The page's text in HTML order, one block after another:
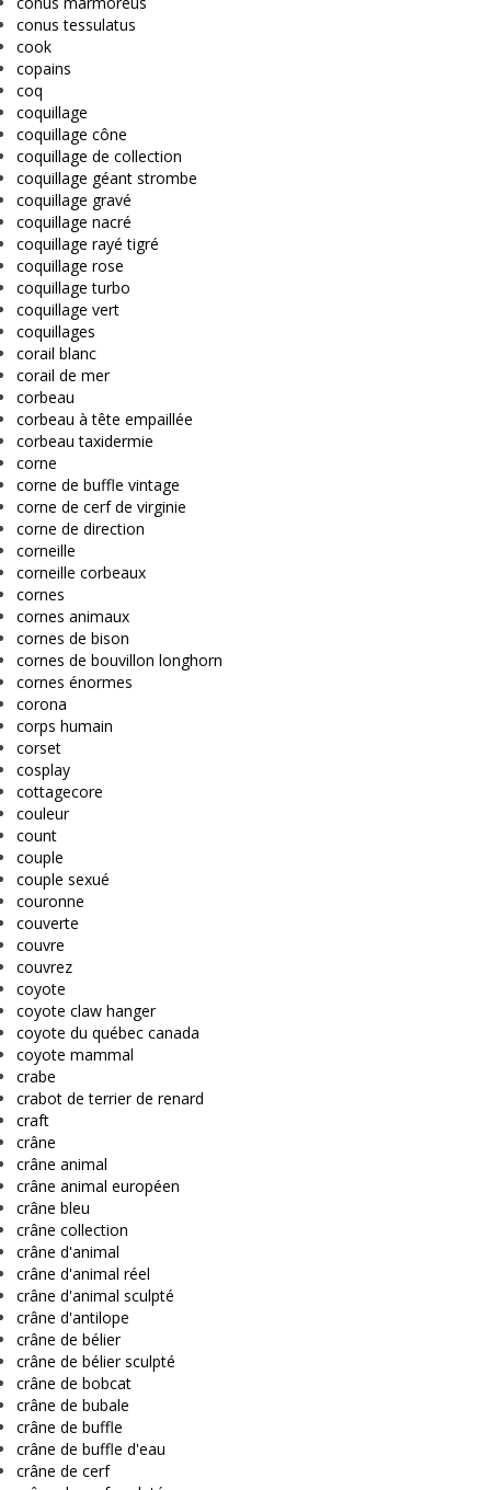
conus tessulatus
cook
copains
coq
coquillage
coquillage cône
coquillage de collection
coquillage géant strombe
coquillage gravé
coquillage nacré
coquillage rayé tigré
coquillage rose
coquillage turbo
coquillage vert
coquillages
corail blanc
corail de mer
corbeau
corbeau à tête empaillée
corbeau taxidermie
corne
corne de buffle vintage
corne de cerf de virginie
corne de direction
corneille
corneille corbeaux
cornes
cornes animaux
cornes de bison
cornes de bouvillon longhorn
cornes énormes
corona
corps humain
corset
cosplay
cottagecore
couleur
count
couple
couple sexué
couronne
couverte
couvre
couvrez
coyote
coyote claw hanger
coyote du québec canada
coyote mammal
crabe
crabot de terrier de renard
craft
crâne
crâne animal
crâne animal européen
crâne bleu
crâne collection
crâne d'animal
crâne d'animal réel
crâne d'animal sculpté
crâne d'antilope
crâne de bélier
crâne de bélier sculpté
crâne de bobcat
crâne de bubale
crâne de buffle
crâne de buffle d'eau
crâne de cerf